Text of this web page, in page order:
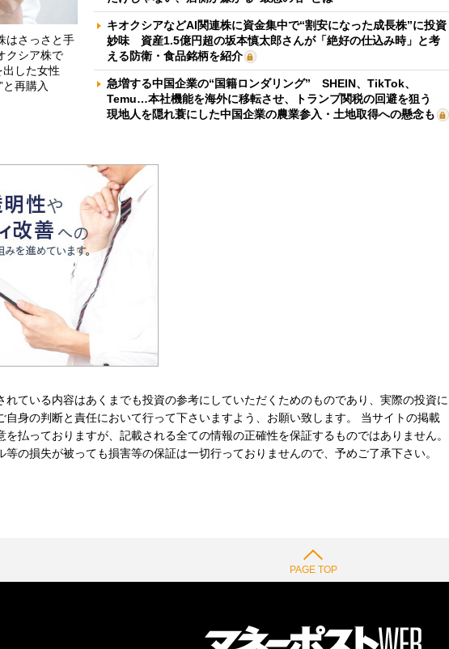
はさっさと手
クシア株で
した女性
と再購入
キオクシアなどAI関連株に資金集中で“割安になった成長株”に投資
妙味 資産1.5億円超の坂本慎太郎さんが「絶好の仕込み時」と考
える防衛・食品銘柄を紹介
急増する中国企業の“国籍ロンダリング” SHEIN、TikTok、
Temu…本社機能を海外に移転させ、トランプ関税の回避を狙う
現地人を隠れ蓑にした中国企業の農業参入・土地取得への懸念も
れている内容はあくまでも投資の参考にしていただくためのものであり、実際の投資に
自身の判断と責任において行って下さいますよう、お願い致します。 当サイトの掲載
を払っておりますが、記載される全ての情報の正確性を保証するものではありません。
等の損失が被っても損害等の保証は一切行っておりませんので、予めご了承下さい。
PAGE TOP